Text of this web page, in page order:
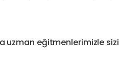
uzman eğitmenlerimizle sizi